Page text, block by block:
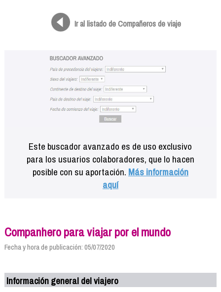
Ir al listado de Compañeros de viaje
Este buscador avanzado es de uso exclusivo
para los usuarios colaboradores, que lo hacen
posible con su aportación. Más información
aquí
Companhero para viajar por el mundo
Fecha y hora de publicación: 05/07/2020
Información general del viajero